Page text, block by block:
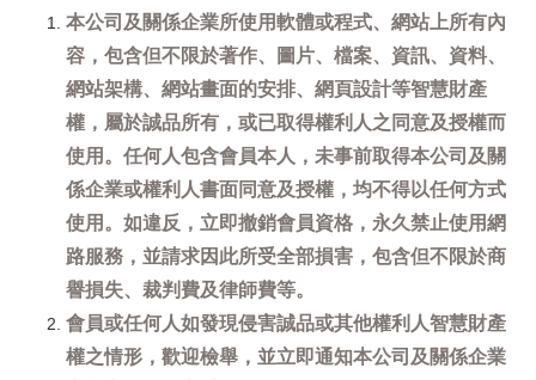
本公司及關係企業所使用軟體或程式、網站上所有內
容，包含但不限於著作、圖片、檔案、資訊、資料、
網站架構、網站畫面的安排、網頁設計等智慧財產
權，屬於誠品所有，或已取得權利人之同意及授權而
使用。任何人包含會員本人，未事前取得本公司及關
係企業或權利人書面同意及授權，均不得以任何方式
使用。如違反，立即撤銷會員資格，永久禁止使用網
路服務，並請求因此所受全部損害，包含但不限於商
譽損失、裁判費及律師費等。
會員或任何人如發現侵害誠品或其他權利人智慧財產
權之情形，歡迎檢舉，並立即通知本公司及關係企業